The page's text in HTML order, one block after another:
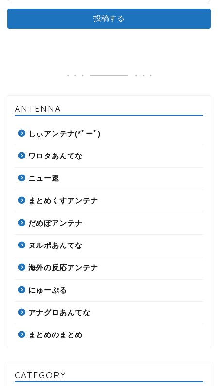
ANTENNA
しぃアンテナ(*ﾟーﾟ)
ワロタあんてな
ニュー速
まとめくすアンテナ
だめぽアンテナ
ヌルポあんてな
海外の反応アンテナ
にゅーぷる
アナグロあんてな
まとめのまとめ
CATEGORY